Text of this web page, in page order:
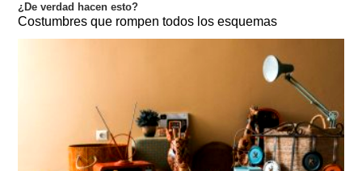
¿De verdad hacen esto?
Costumbres que rompen todos los esquemas